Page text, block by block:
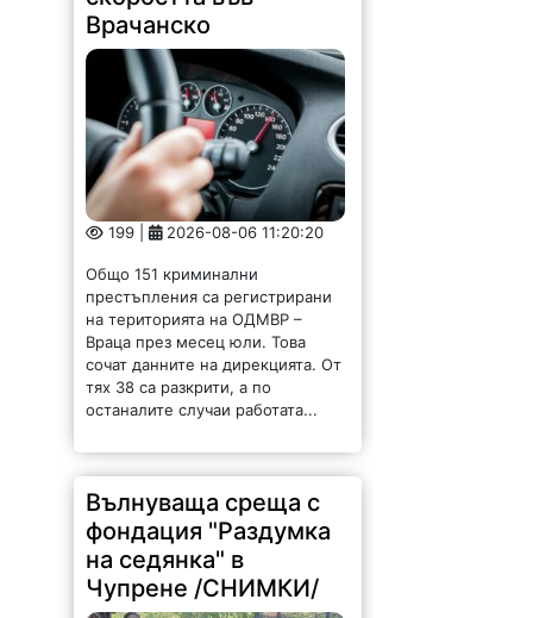
Врачанско
199 | 2026-08-06 11:20:20
престъпления са регистрирани
на територията на ОДМВР –
Враца през месец юли. Това
сочат данните на дирекцията. От
тях 38 са разкрити, а по
останалите случаи работата...
Вълнуваща среща с
фондация "Раздумка
на седянка" в
Чупрене /СНИМКИ/